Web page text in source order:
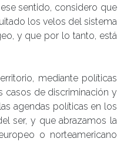
sentido, considero que
los velos del sistema
y que por lo tanto, está
mediante políticas
casos de discriminación y
agendas políticas en los
ser, y que abrazamos la
o norteamericano